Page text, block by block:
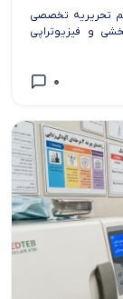
تحریریه تخصصی
و فیزیوتراپی
0